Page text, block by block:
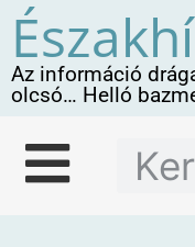
Az információ
olcsó… Helló